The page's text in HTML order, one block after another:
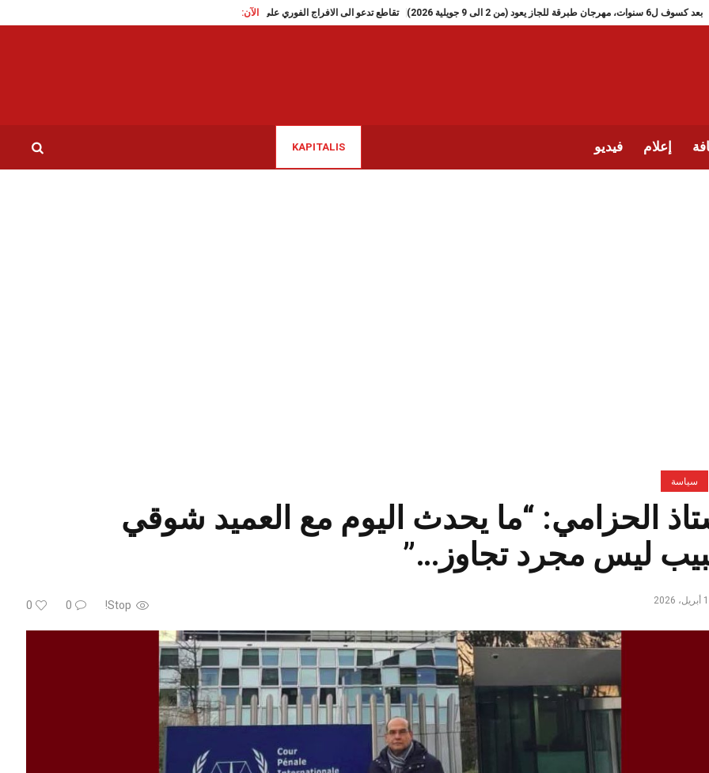
الآن: بعد كسوف ل6 سنوات، مهرجان طبرقة للجاز يعود (من 2 الى 9 جويلية 2026) تقاطع تدعو الى الافراج الفوري على الناشطة السياسية سوار البرقاوي
إعلام فيديو KAPITALIS
سياسة
الحزامي: “ما يحدث اليوم مع العميد شوقي
ليس مجرد تجاوز…”
Stop!
0
0